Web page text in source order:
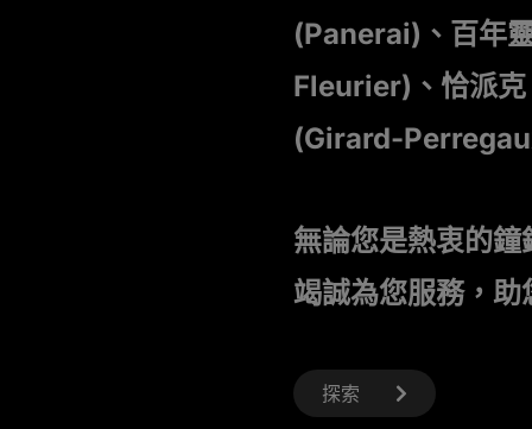
(Panerai)、百年
Fleurier)、恰派
(Girard-
無論您是熱衷的
竭誠為您服務，
探索